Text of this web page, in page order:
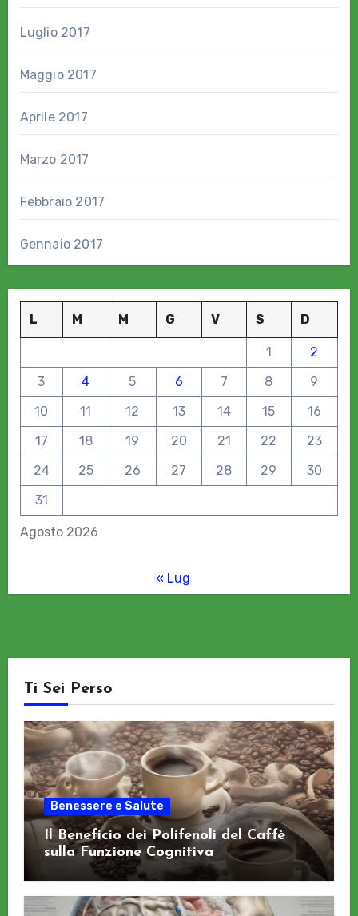
Luglio 2017
Maggio 2017
Aprile 2017
Marzo 2017
Febbraio 2017
Gennaio 2017
Agosto 2026
L M M G V S D
1
2
3
4 5 6 7 8
9
10
11 12 13 14 15
16
17
18 19 20 21 22
23
24
25 26 27 28 29
30
31
« Lug
Ti Sei Perso
Benessere e Salute
Il Beneficio dei Polifenoli del Caffè
sulla Funzione Cognitiva